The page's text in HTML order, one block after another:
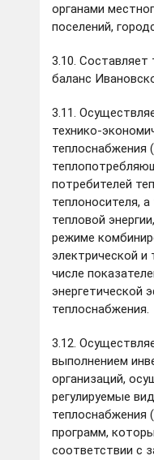
органами
поселений,
3.10. Составляет
баланс
3.11.
технико-
теплоснабжения
потребителей
теплоносителя,
тепловой
режиме
электрической и
числе
энергетической
теплоснабжения.
3.12.
выполнением
организаций,
регулируемые
теплоснабжения
программ,
соответствии с